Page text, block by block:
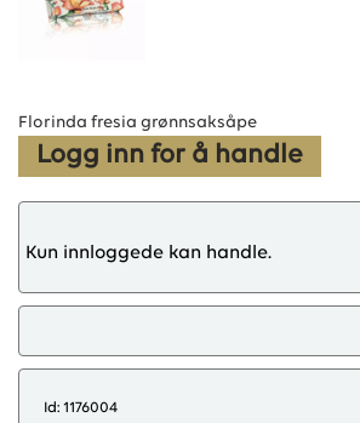
Florinda fresia grønnsaksåpe
Logg inn for å handle
Kun innloggede kan handle.
Id: 1176004